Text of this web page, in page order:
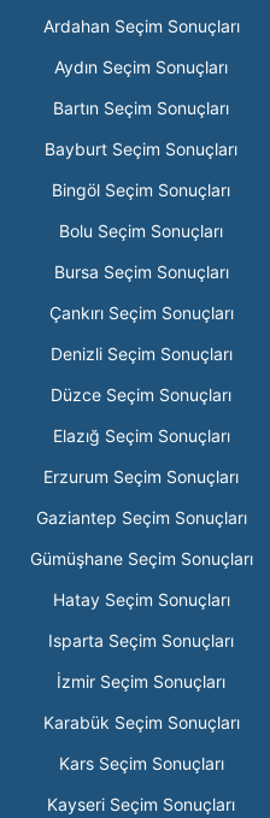
Ardahan Seçim Sonuçları
Aydın Seçim Sonuçları
Bartın Seçim Sonuçları
Bayburt Seçim Sonuçları
Bingöl Seçim Sonuçları
Bolu Seçim Sonuçları
Bursa Seçim Sonuçları
Çankırı Seçim Sonuçları
Denizli Seçim Sonuçları
Düzce Seçim Sonuçları
Elazığ Seçim Sonuçları
Erzurum Seçim Sonuçları
Gaziantep Seçim Sonuçları
Gümüşhane Seçim Sonuçları
Hatay Seçim Sonuçları
Isparta Seçim Sonuçları
İzmir Seçim Sonuçları
Karabük Seçim Sonuçları
Kars Seçim Sonuçları
Kayseri Seçim Sonuçları